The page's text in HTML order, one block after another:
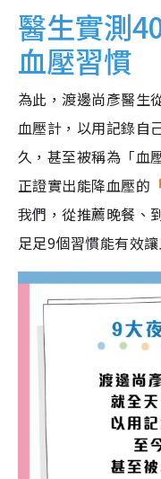
醫生實測
血壓習慣
為此，渡邊尚彥醫生
血壓計，以用記錄自
久，甚至被稱為「血
正證實出能降血壓的
我們，從推薦晚餐、
足足9個習慣能有效